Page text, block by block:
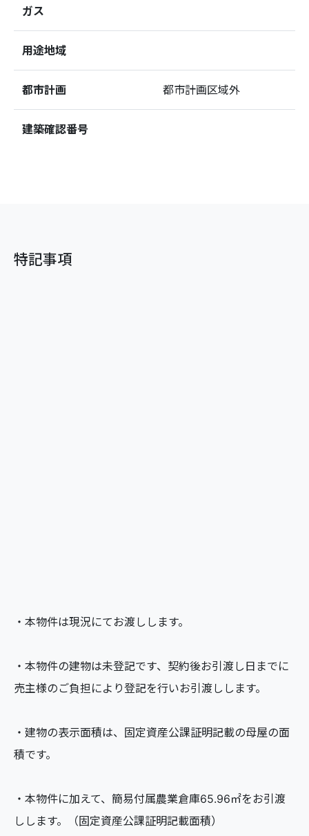
ガス
用途地域
都市計画 都市計画区域外
建築確認番号
特記事項
・本物件は現況にてお渡しします。
・本物件の建物は未登記です、契約後お引渡し日までに
売主様のご負担により登記を行いお引渡しします。
・建物の表示面積は、固定資産公課証明記載の母屋の面
積です。
・本物件に加えて、簡易付属農業倉庫65.96㎡をお引渡
しします。（固定資産公課証明記載面積）